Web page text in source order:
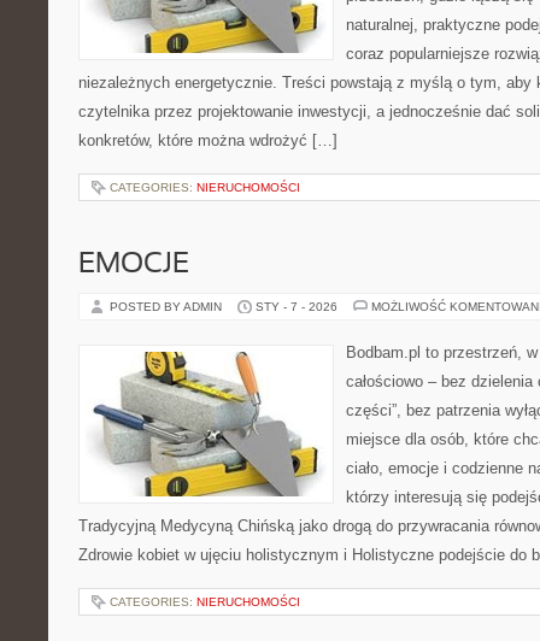
naturalnej, praktyczne
coraz popularniejsze
niezależnych energetycznie. Treści powstają z myślą o tym, aby
czytelnika przez projektowanie inwestycji, a jednocześnie dać
konkretów, które można wdrożyć […]
CATEGORIES: NIERUCHOMOŚCI
EMOCJE
POSTED BY ADMIN STY - 7 - 2026 MOŻLIWOŚĆ
Bodbam.pl to przestrzeń,
całościowo – bez dzielenia
części”, bez patrzenia
miejsce dla osób, które
ciało, emocje i codzienne
którzy interesują się
Tradycyjną Medycyną Chińską jako drogą do przywracania
Zdrowie kobiet w ujęciu holistycznym i Holistyczne podejście do
CATEGORIES: NIERUCHOMOŚCI